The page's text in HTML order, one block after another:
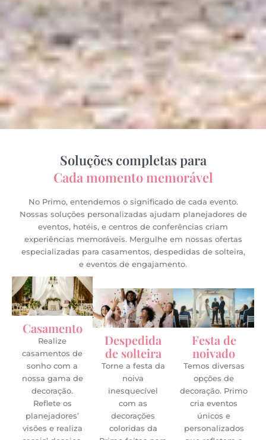
Soluções completas para
Cada momento memorável
No Primo, entendemos o significado de cada evento.
Nossas soluções personalizadas ajudam planejadores de
eventos, hotéis, e centros de conferências criam
experiências memoráveis. Mergulhe em nossas ofertas
especializadas para casamentos, despedidas de solteira,
e eventos de engajamento.
Casamento
Realize
casamentos de
sonho com a
nossa gama de
decoração.
Reflete os
planejadores’
visões e realiza
Despedida
de solteira
Torne a festa da
noiva
inesquecível
com as
decorações
coloridas da
Festa de
noivado
Temos diversas
opções de
decoração. Primo
cria eventos
únicos e
personalizados